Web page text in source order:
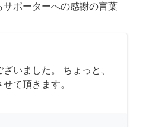
ポーターへの感謝の言葉
いました。 ちょっと、
て頂きます。